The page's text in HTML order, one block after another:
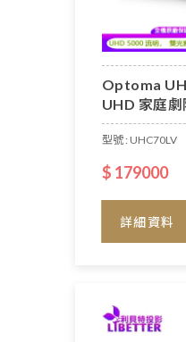
Optoma
UHD 家庭
型號 : UHC70LV
$ 179000
詳細資料